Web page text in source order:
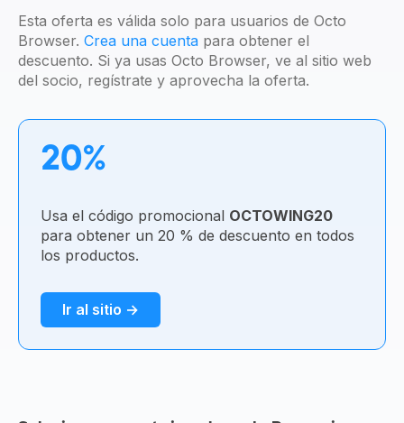
Esta oferta es válida solo para usuarios de Octo
Browser. Crea una cuenta para obtener el
descuento. Si ya usas Octo Browser, ve al sitio web
del socio, regístrate y aprovecha la oferta.
20%
Usa el código promocional OCTOWING20
para obtener un 20 % de descuento en todos
los productos.
Ir al sitio →